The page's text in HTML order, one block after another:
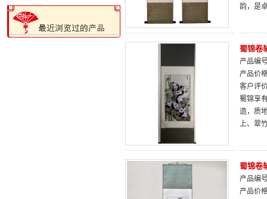
韵，是
蜀锦卷
产品编
产品价
客户评
蜀锦享
造，质
上、翠
蜀锦卷
产品编
产品价